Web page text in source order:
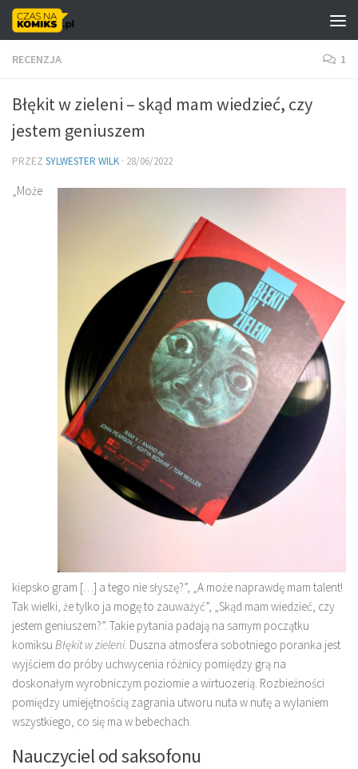
Skip to content
RECENZJA 1
Błękit w zieleni – skąd mam wiedzieć, czy
jestem geniuszem
PRZEZ SYLWESTER WILK · 28/06/2022
„Może
kiepsko gram […] a tego nie słyszę?”, „A może naprawdę mam talent!
Tak wielki, że tylko ja mogę to zauważyć”, „Skąd mam wiedzieć, czy
jestem geniuszem?”. Takie pytania padają na samym początku
komiksu Błękit w zieleni. Duszna atmosfera sobotniego poranka jest
wyjściem do próby uchwycenia różnicy pomiędzy grą na
doskonałym wyrobniczym poziomie a wirtuozerią. Rozbieżności
pomiędzy umiejętnością zagrania utworu nuta w nutę a wylaniem
wszystkiego, co się ma w bebechach.
Nauczyciel od saksofonu